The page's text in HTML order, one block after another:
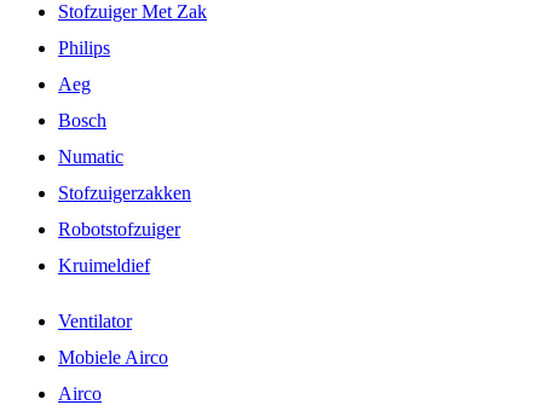
Stofzuiger Met Zak
Philips
Aeg
Bosch
Numatic
Stofzuigerzakken
Robotstofzuiger
Kruimeldief
Ventilator
Mobiele Airco
Airco